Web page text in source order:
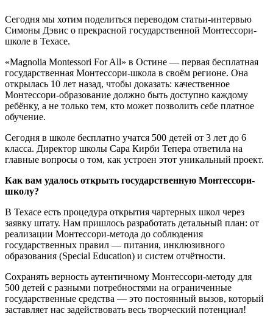
Сегодня мы хотим поделиться переводом статьи-интервью
Симоны Дэвис о прекрасной государственной Монтессори-
школе в Техасе.
«Magnolia Montessori For All» в Остине — первая бесплатная
государственная Монтессори-школа в своём регионе. Она
открылась 10 лет назад, чтобы доказать: качественное
Монтессори-образование должно быть доступно каждому
ребёнку, а не только тем, кто может позволить себе платное
обучение.
Сегодня в школе бесплатно учатся 500 детей от 3 лет до 6
класса. Директор школы Сара Кирби Тепера ответила на
главные вопросы о том, как устроен этот уникальный проект.
Как вам удалось открыть государственную Монтессори-
школу?
В Техасе есть процедура открытия чартерных школ через
заявку штату. Нам пришлось разработать детальный план: от
реализации Монтессори-метода до соблюдения
государственных правил — питания, инклюзивного
образования (Special Education) и систем отчётности.
Сохранять верность аутентичному Монтессори-методу для
500 детей с разными потребностями на ограниченные
государственные средства — это постоянный вызов, который
заставляет нас задействовать весь творческий потенциал!